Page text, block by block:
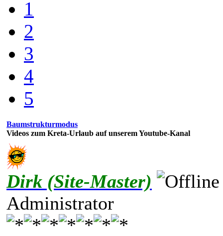
1
2
3
4
5
Baumstrukturmodus
Videos zum Kreta-Urlaub auf unserem Youtube-Kanal
Dirk (Site-Master)
Administrator